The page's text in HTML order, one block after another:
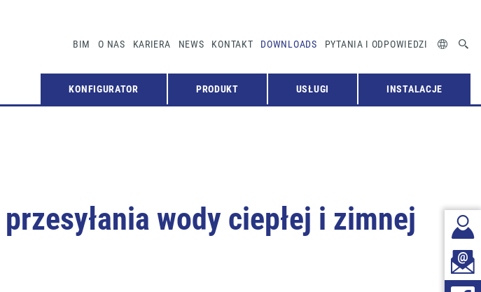
BIM O NAS KARIERA NEWS KONTAKT DOWNLOADS PYTANIA I ODPOWIEDZI
KONFIGURATOR PRODUKT USŁUGI INSTALACJE
wody ciepłej i zimnej